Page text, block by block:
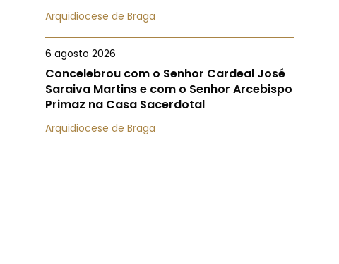
Arquidiocese de Braga
6 agosto 2026
Concelebrou com o Senhor Cardeal José
Saraiva Martins e com o Senhor Arcebispo
Primaz na Casa Sacerdotal
Arquidiocese de Braga